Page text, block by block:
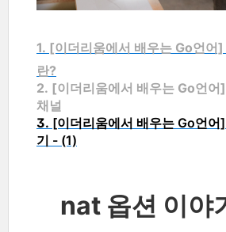
1. [이더리움에서 배우는 Go언
란?
2. [이더리움에서 배우는 Go언
채널
3. [이더리움에서 배우는 Go언
기 - (1)
nat 옵션 이야